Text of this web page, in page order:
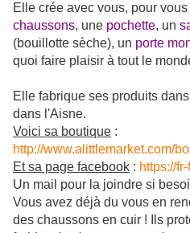
Elle crée avec vous, pour
chaussons, une pochette, un
(bouillotte sèche), un porte
quoi faire plaisir à tout le
Elle fabrique ses produits
dans l'Aisne.
Voici sa boutique :
http://www.alittlemarket.com/
Et sa page facebook : https://
Un mail pour la joindre si
Vous avez déjà du vous en
des chaussons en cuir ! Ils